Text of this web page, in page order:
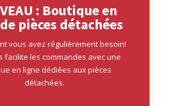
: Boutique en
pièces détachées
vous avez régulièrement besoin!
facilite les commandes avec une
en ligne dédiées aux pièces
détachées.